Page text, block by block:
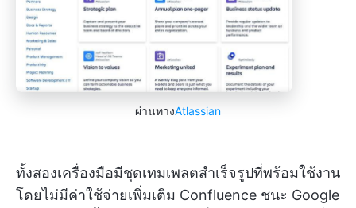
ผ่านทางAtlassian
ทั้งสองเครื่องมือมีชุดเทมเพลตสำเร็จรูปที่พร้อมใช้งาน
โดยไม่มีค่าใช้จ่ายเพิ่มเติม Confluence ชนะ Google